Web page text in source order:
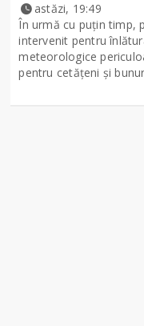
astăzi, 19:49
În urmă cu puțin timp,
intervenit pentru
meteorologice
pentru cetățeni și